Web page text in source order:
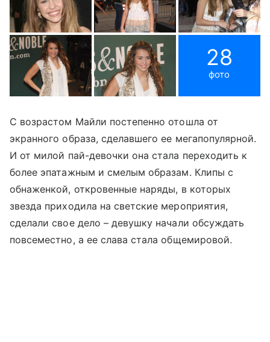
28
фото
С возрастом Майли постепенно отошла от
экранного образа, сделавшего ее мегапопулярной.
И от милой пай-девочки она стала переходить к
более эпатажным и смелым образам. Клипы с
обнаженкой, откровенные наряды, в которых
звезда приходила на светские мероприятия,
сделали свое дело – девушку начали обсуждать
повсеместно, а ее слава стала общемировой.